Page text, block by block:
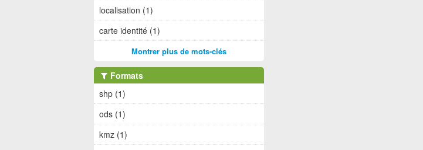
localisation (1)
carte identité (1)
Montrer plus de mots-clés
Formats
shp (1)
ods (1)
kmz (1)